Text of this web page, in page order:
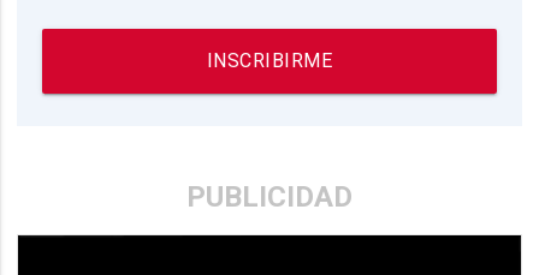
INSCRIBIRME
PUBLICIDAD